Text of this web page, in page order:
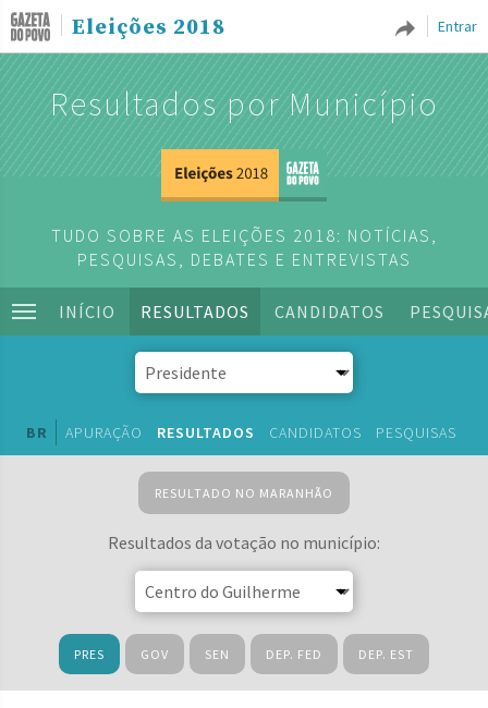
Entrar
Eleições 2018
Resultados por Município
TUDO SOBRE AS ELEIÇÕES 2018: NOTÍCIAS,
PESQUISAS, DEBATES E ENTREVISTAS
INÍCIO RESULTADOS CANDIDATOS
BR APURAÇÃO RESULTADOS CANDIDATOS PESQUISAS
RESULTADO NO MARANHÃO
Resultados da votação no município:
PRES GOV SEN DEP. FED DEP. EST